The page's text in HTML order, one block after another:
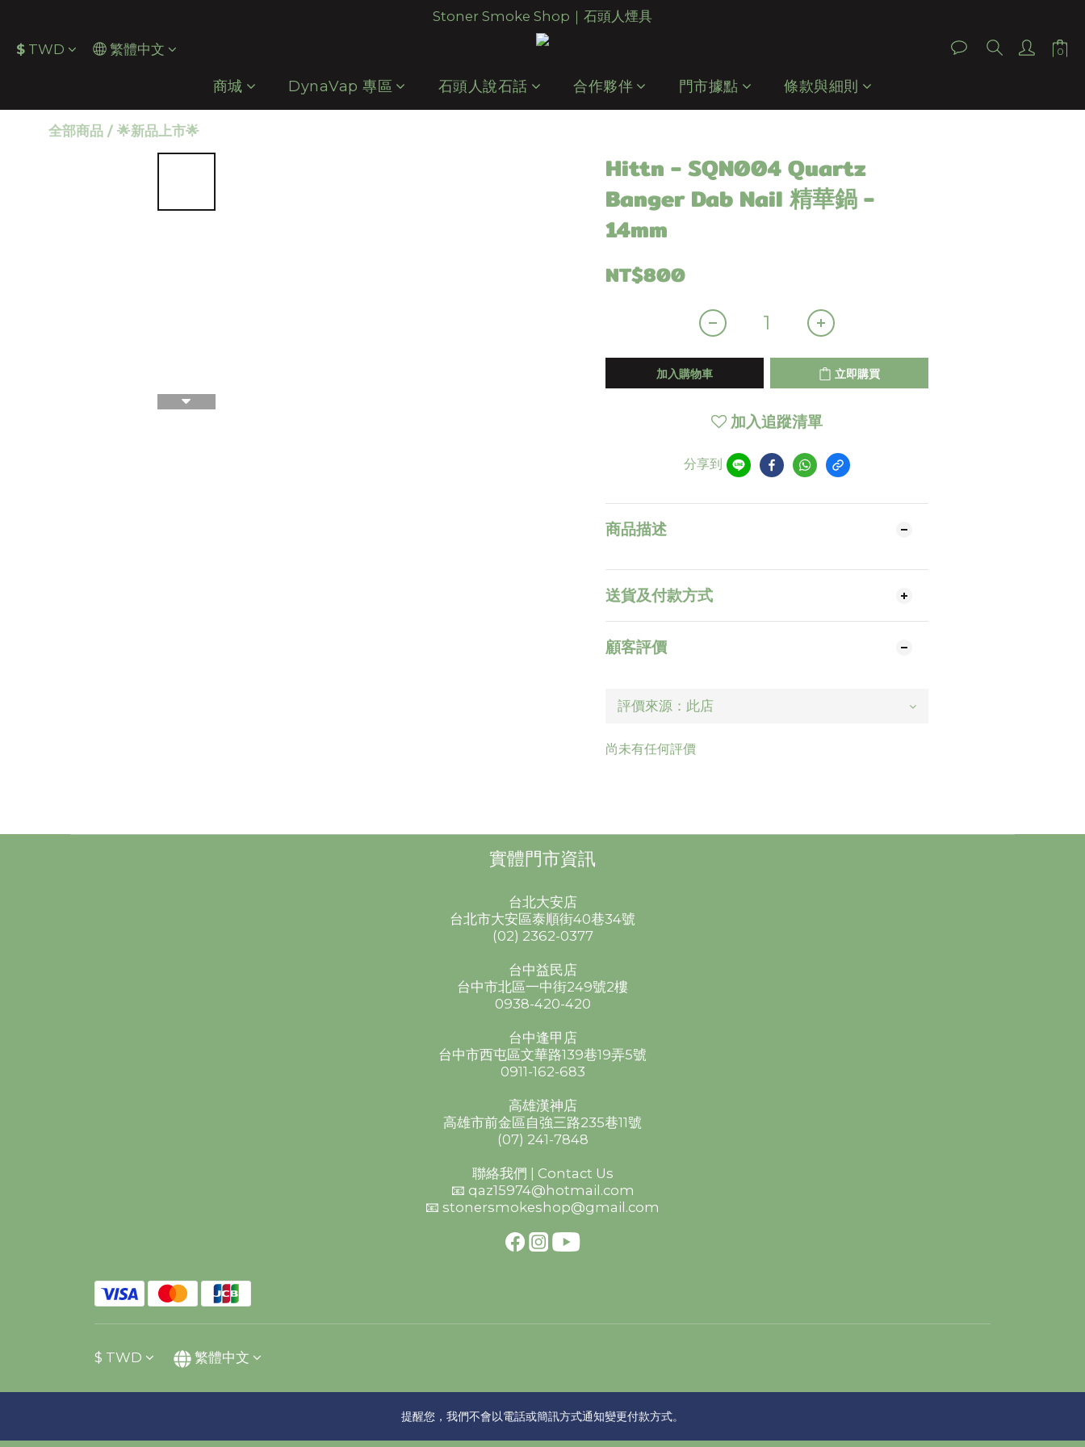
Stoner Smoke Shop｜石頭人煙具
$ TWD 繁體中文
商城 DynaVap 專區 石頭人說石話 合作夥伴 門市據點 條款與細則
全部商品 / 🌟新品上市🌟
Hittn - SQN004 Quartz
Banger Dab Nail 精華鍋 -
14mm
NT$800
加入購物車 立即購買
加入追蹤清單
分享到
商品描述
送貨及付款方式
顧客評價
尚未有任何評價
立即購買
實體門市資訊
台北大安店
台北市大安區泰順街40巷34號
(02) 2362-0377
台中益民店
台中市北區一中街249號2樓
0938-420-420
台中逢甲店
台中市西屯區文華路139巷19弄5號
0911-162-683
高雄漢神店
高雄市前金區自強三路235巷11號
(07) 241-7848
聯絡我們 | Contact Us
📧 qaz15974@hotmail.com
📧 stonersmokeshop@gmail.com
$ TWD 繁體中文
提醒您，我們不會以電話或簡訊方式通知變更付款方式。